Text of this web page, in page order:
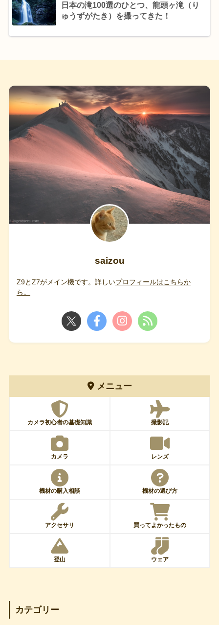
日本の滝100選のひとつ、龍頭ヶ滝（り
ゅうずがたき）を撮ってきた！
saizou
Z9とZ7がメイン機です。詳しいプロフィールはこちらか
ら。
メニュー
カメラ初心者の基礎知識 撮影記
カメラ レンズ
機材の購入相談 機材の選び方
アクセサリ 買ってよかったもの
登山 ウェア
カテゴリー